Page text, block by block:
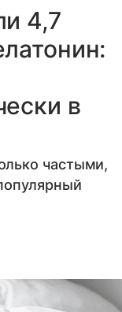
4,7
в
частыми,